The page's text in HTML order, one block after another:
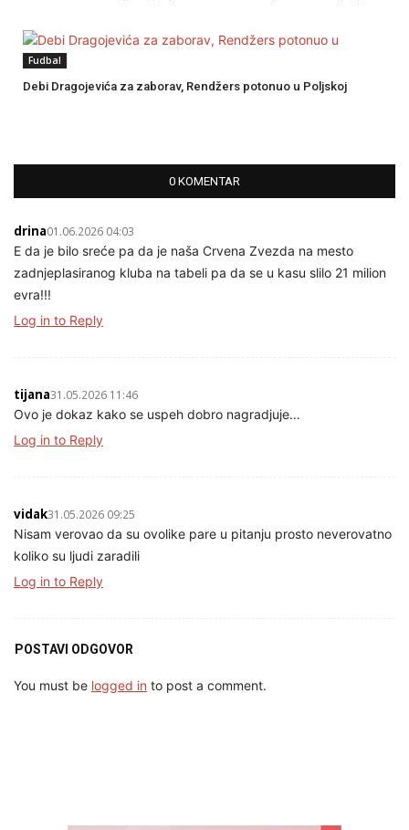
Fudbal
Debi Dragojevića za zaborav, Rendžers potonuo u Poljskoj
0 KOMENTAR
drina01.06.2026 04:03
E da je bilo sreće pa da je naša Crvena Zvezda na mesto
zadnjeplasiranog kluba na tabeli pa da se u kasu slilo 21 milion
evra!!!
Log in to Reply
tijana31.05.2026 11:46
Ovo je dokaz kako se uspeh dobro nagradjuje…
Log in to Reply
vidak31.05.2026 09:25
Nisam verovao da su ovolike pare u pitanju prosto neverovatno
koliko su ljudi zaradili
Log in to Reply
POSTAVI ODGOVOR
You must be logged in to post a comment.